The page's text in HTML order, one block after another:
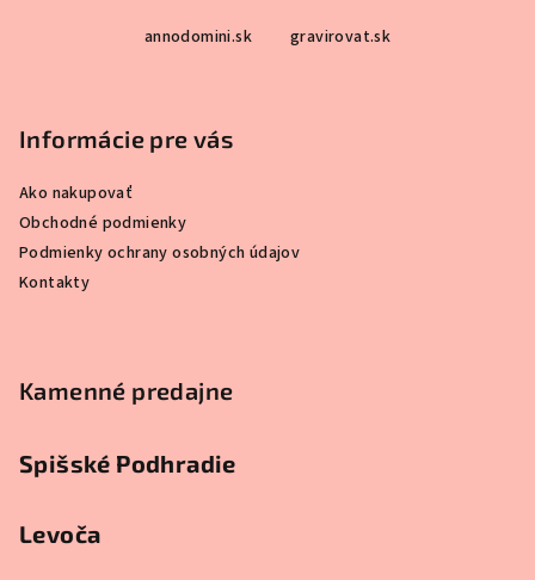
annodomini.sk gravirovat.sk
Informácie pre vás
Ako nakupovať
Obchodné podmienky
Podmienky ochrany osobných údajov
Kontakty
Kamenné predajne
Spišské Podhradie
Levoča